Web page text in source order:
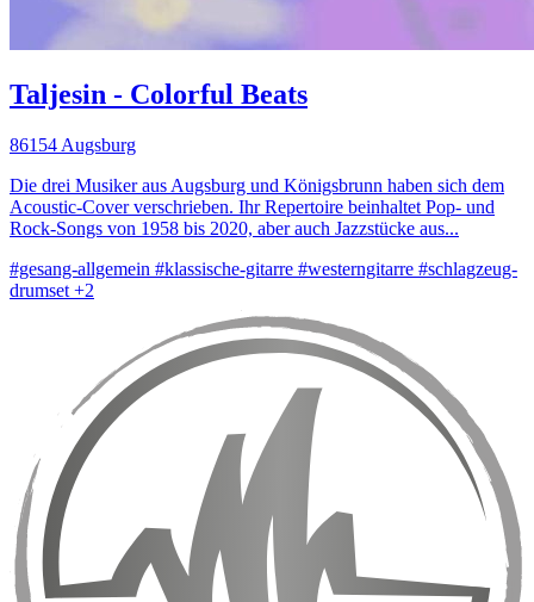
Taljesin - Colorful Beats
86154 Augsburg
Die drei Musiker aus Augsburg und Königsbrunn haben sich dem
Acoustic-Cover verschrieben. Ihr Repertoire beinhaltet Pop- und
Rock-Songs von 1958 bis 2020, aber auch Jazzstücke aus...
#gesang-allgemein #klassische-gitarre #westerngitarre #schlagzeug-
drumset +2